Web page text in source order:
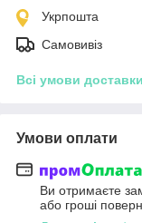
Укрпошта
Самовивіз
Всі умови доставки
Умови оплати
Ви отримаєте
або гроші